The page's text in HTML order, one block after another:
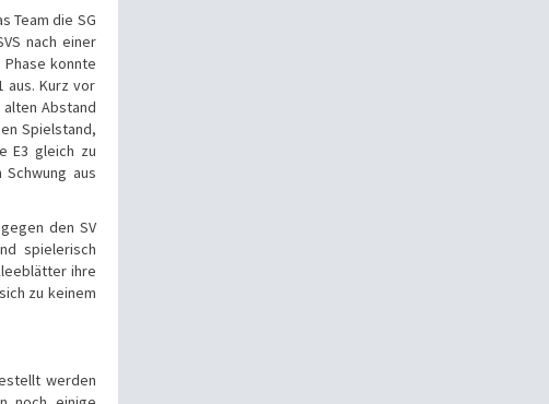
Team die SG
nach einer
konnte
aus. Kurz vor
alten Abstand
Spielstand,
E3 gleich zu
aus
den SV
spielerisch
ihre
zu keinem
werden